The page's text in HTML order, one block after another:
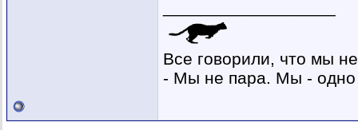
Все говорили, что мы
- Мы не пара. Мы - одно